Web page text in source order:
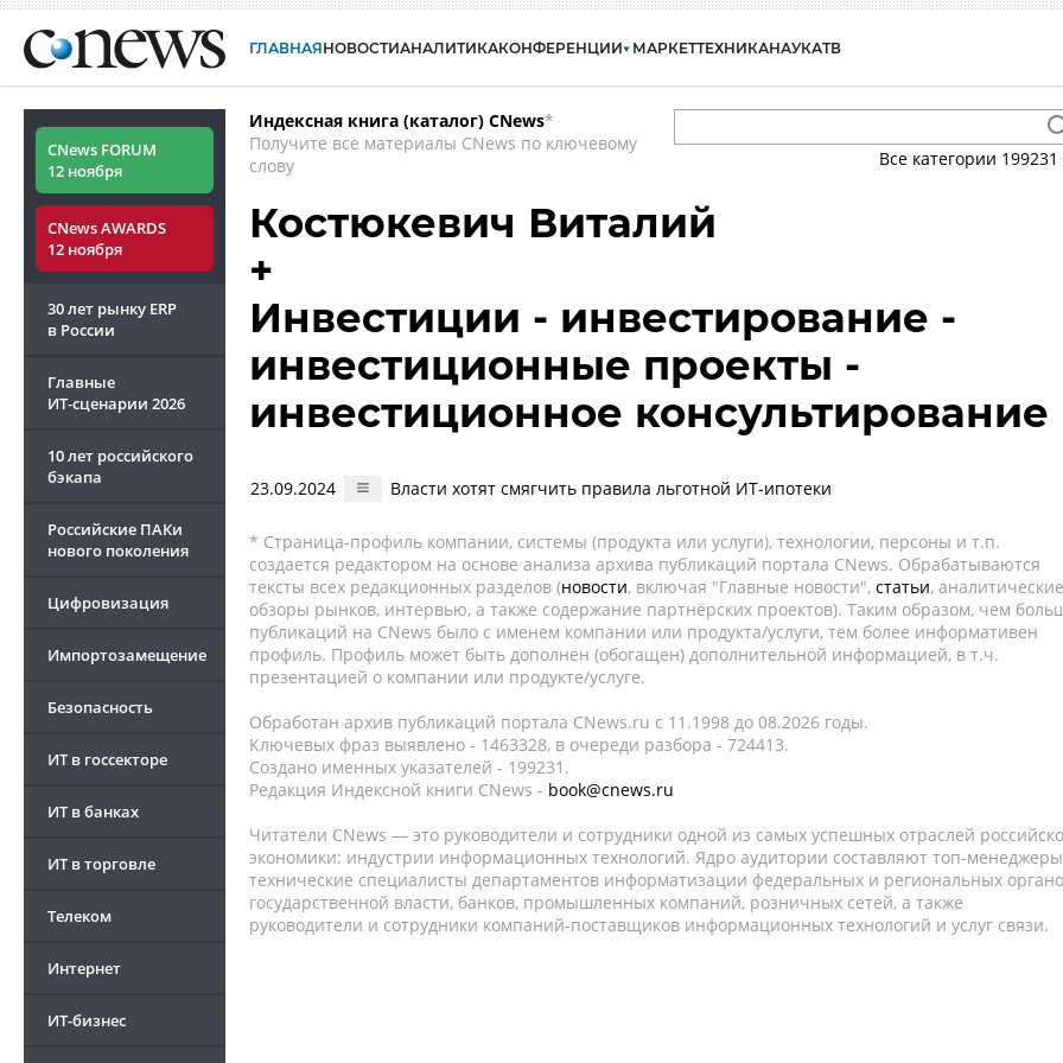
ГЛАВНАЯНОВОСТИАНАЛИТИКАКОНФЕРЕНЦИИ МАРКЕТТЕХНИКАНАУКАТВ
CNews FORUM
12 ноября
CNews AWARDS
12 ноября
30 лет рынку ERP
в России
Главные
ИТ-сценарии 2026
10 лет российского
бэкапа
Российские ПАКи
нового поколения
Цифровизация
Импортозамещение
Безопасность
ИТ в госсекторе
ИТ в банках
ИТ в торговле
Телеком
Интернет
ИТ-бизнес
Индексная книга (каталог) CNews*
Получите все материалы CNews по ключевому
слову
Все категории 199231
Костюкевич Виталий
+
Инвестиции - инвестирование -
инвестиционные проекты -
инвестиционное консультирование
23.09.2024 Власти хотят смягчить правила льготной ИТ-ипотеки
* Страница-профиль компании, системы (продукта или услуги), технологии, персоны и т.п.
создается редактором на основе анализа архива публикаций портала CNews. Обрабатываются
тексты всех редакционных разделов (новости, включая "Главные новости", статьи, аналитические
обзоры рынков, интервью, а также содержание партнёрских проектов). Таким образом, чем
публикаций на CNews было с именем компании или продукта/услуги, тем более информативен
профиль. Профиль может быть дополнен (обогащен) дополнительной информацией, в т.ч.
презентацией о компании или продукте/услуге.
Обработан архив публикаций портала CNews.ru c 11.1998 до 08.2026 годы.
Ключевых фраз выявлено - 1463328, в очереди разбора - 724413.
Создано именных указателей - 199231.
Редакция Индексной книги CNews - book@cnews.ru
Читатели CNews — это руководители и сотрудники одной из самых успешных отраслей
экономики: индустрии информационных технологий. Ядро аудитории составляют топ-
технические специалисты департаментов информатизации федеральных и региональных
государственной власти, банков, промышленных компаний, розничных сетей, а также
руководители и сотрудники компаний-поставщиков информационных технологий и услуг связи.